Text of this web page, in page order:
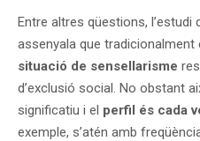
Entre altres qüestions, l’estudi
assenyala que tradicionalment
situació de sensellarisme
d’exclusió social. No obstant
significatiu i el perfil és cada
exemple, s’atén amb